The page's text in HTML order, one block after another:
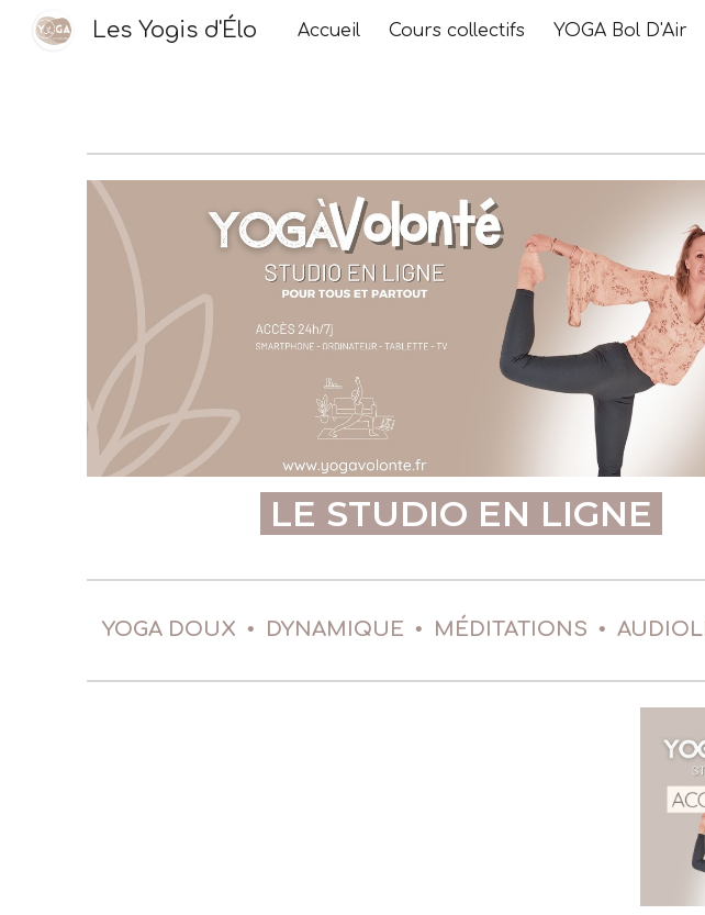
Skip to main content
Les Yogis d'Élo Accueil Cours collectifs YOGA Bol D'Air
LE STUDIO EN LIGNE
YOGA DOUX • DYNAMIQUE • MÉDITATIONS •